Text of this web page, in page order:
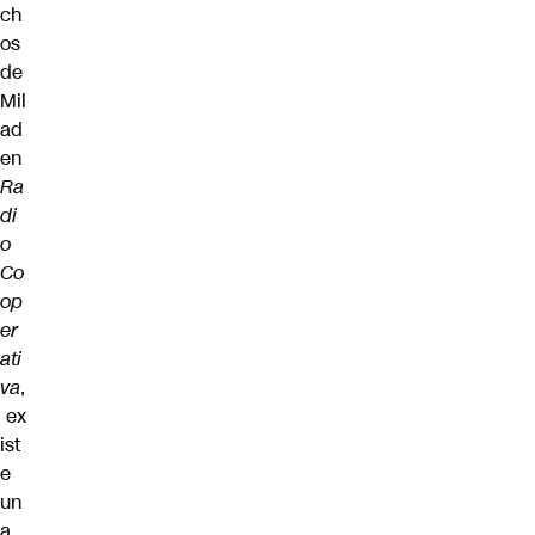
ch
os
de
Mil
ad
en
Ra
di
o
Co
op
er
ati
va,
ex
ist
e
un